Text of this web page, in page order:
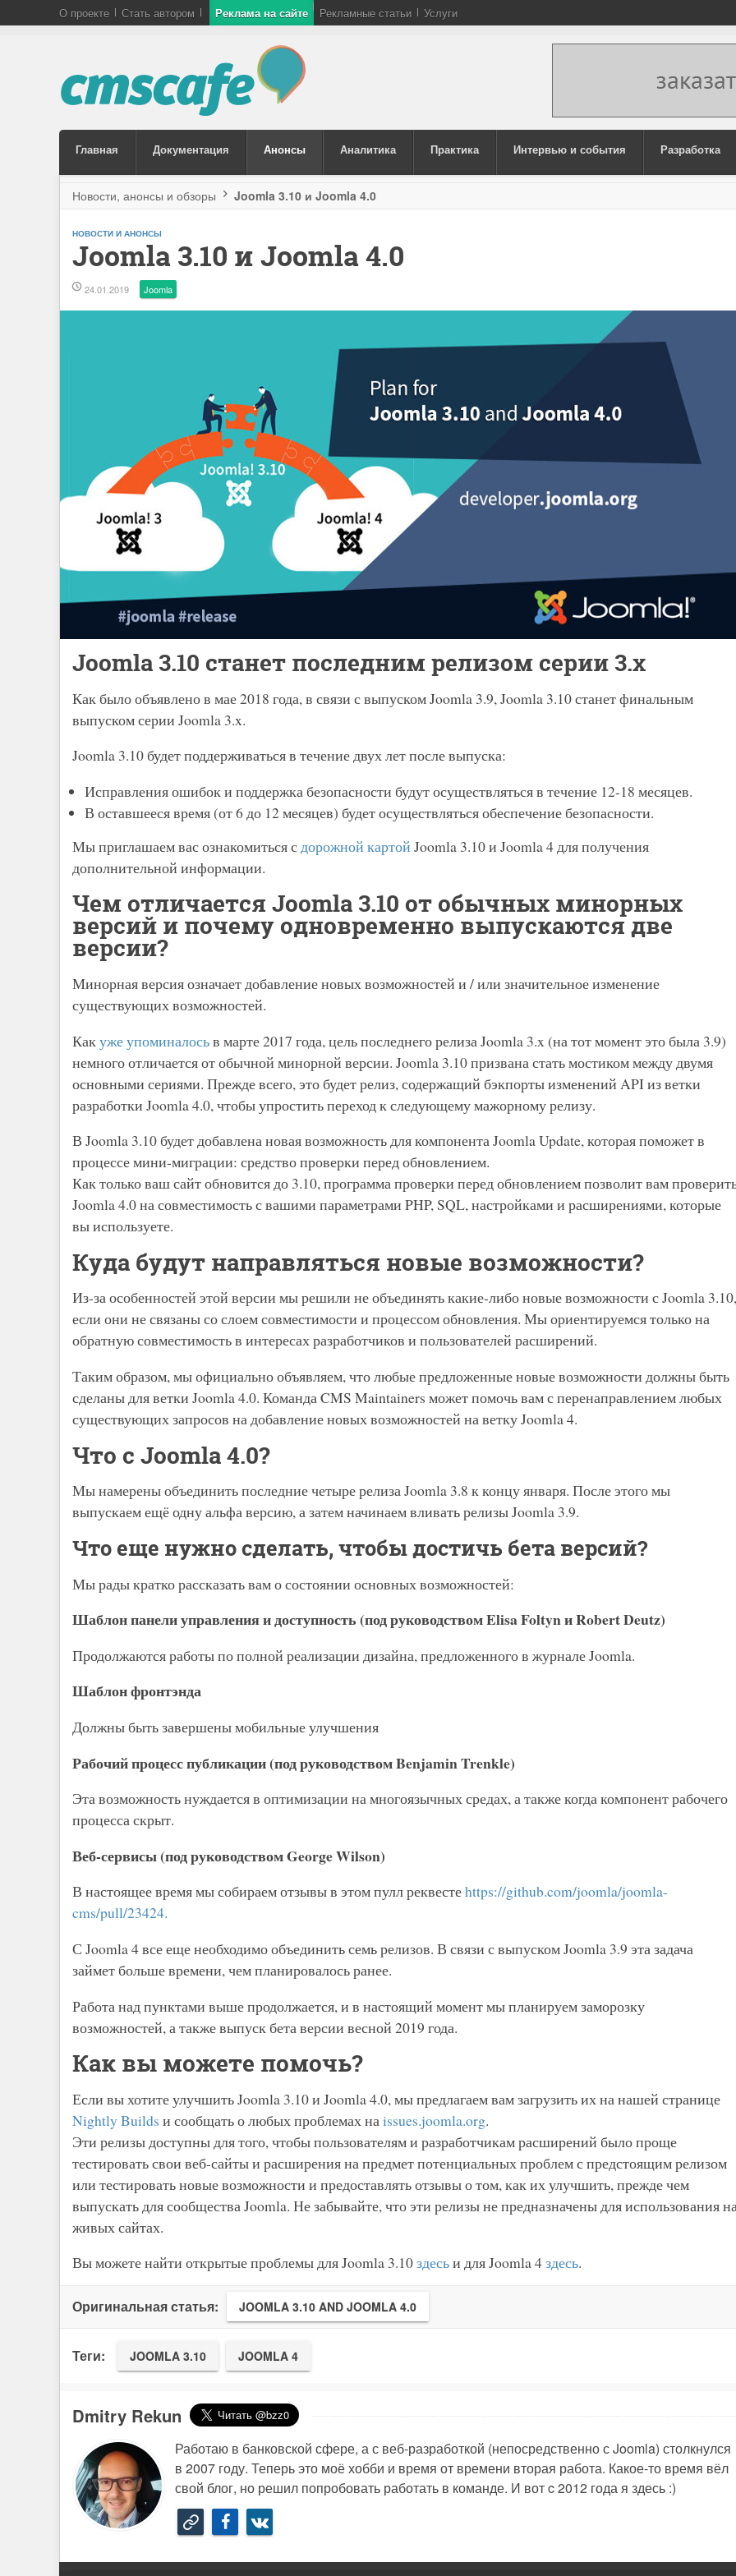
О проекте Стать автором Реклама на сайте Рекламные статьи Услуги
Главная Документация Анонсы Аналитика Практика Интервью и события Разработка
Новости, анонсы и обзоры Joomla 3.10 и Joomla 4.0
НОВОСТИ И АНОНСЫ
Joomla 3.10 и Joomla 4.0
24.01.2019 Joomla
Joomla 3.10 станет последним релизом серии 3.x
Как было объявлено в мае 2018 года, в связи с выпуском Joomla 3.9, Joomla 3.10 станет финальным
выпуском серии Joomla 3.x.
Joomla 3.10 будет поддерживаться в течение двух лет после выпуска:
Исправления ошибок и поддержка безопасности будут осуществляться в течение 12-18 месяцев.
В оставшееся время (от 6 до 12 месяцев) будет осуществляться обеспечение безопасности.
Мы приглашаем вас ознакомиться с дорожной картой Joomla 3.10 и Joomla 4 для получения
дополнительной информации.
Чем отличается Joomla 3.10 от обычных минорных
версий и почему одновременно выпускаются две
версии?
Минорная версия означает добавление новых возможностей и / или значительное изменение
существующих возможностей.
Какуже упоминалосьв марте 2017 года, цель последнего релиза Joomla 3.x (на тот момент это была 3.9)
немного отличается от обычной минорной версии. Joomla 3.10 призвана стать мостиком между двумя
основными сериями. Прежде всего, это будет релиз, содержащий бэкпорты изменений API из ветки
разработки Joomla 4.0, чтобы упростить переход к следующему мажорному релизу.
В Joomla 3.10 будет добавлена новая возможность для компонента Joomla Update, которая поможет в
процессе мини-миграции: средство проверки перед обновлением.
Как только ваш сайт обновится до 3.10, программа проверки перед обновлением позволит вам
Joomla 4.0 на совместимость с вашими параметрами PHP, SQL, настройками и расширениями, которые
вы используете.
Куда будут направляться новые возможности?
Из-за особенностей этой версии мы решили не объединять какие-либо новые возможности с Joomla 3.10,
если они не связаны со слоем совместимости и процессом обновления. Мы ориентируемся только на
обратную совместимость в интересах разработчиков и пользователей расширений.
Таким образом, мы официально объявляем, что любые предложенные новые возможности должны быть
сделаны для ветки Joomla 4.0. Команда CMS Maintainers может помочь вам с перенаправлением любых
существующих запросов на добавление новых возможностей на ветку Joomla 4.
Что с Joomla 4.0?
Мы намерены объединить последние четыре релиза Joomla 3.8 к концу января. После этого мы
выпускаем ещё одну альфа версию, а затем начинаем вливать релизы Joomla 3.9.
Что еще нужно сделать, чтобы достичь бета версий?
Мы рады кратко рассказать вам о состоянии основных возможностей:
Шаблон панели управления и доступность (под руководством Elisa Foltyn и Robert Deutz)
Продолжаются работы по полной реализации дизайна, предложенного в журнале Joomla.
Шаблон фронтэнда
Должны быть завершены мобильные улучшения
Рабочий процесс публикации (под руководством Benjamin Trenkle)
Эта возможность нуждается в оптимизации на многоязычных средах, а также когда компонент рабочего
процесса скрыт.
Веб-сервисы (под руководством George Wilson)
В настоящее время мы собираем отзывы в этом пулл реквестеhttps://github.com/joomla/joomla-
cms/pull/23424.
С Joomla 4 все еще необходимо объединить семь релизов. В связи с выпуском Joomla 3.9 эта задача
займет больше времени, чем планировалось ранее.
Работа над пунктами выше продолжается, и в настоящий момент мы планируем заморозку
возможностей, а также выпуск бета версии весной 2019 года.
Как вы можете помочь?
Если вы хотите улучшить Joomla 3.10 и Joomla 4.0, мы предлагаем вам загрузить их на нашей странице
Nightly Builds и сообщать о любых проблемах на issues.joomla.org.
Эти релизы доступны для того, чтобы пользователям и разработчикам расширений было проще
тестировать свои веб-сайты и расширения на предмет потенциальных проблем с предстоящим релизом
или тестировать новые возможности и предоставлять отзывы о том, как их улучшить, прежде чем
выпускать для сообщества Joomla. Не забывайте, что эти релизы не предназначены для использования
живых сайтах.
Вы можете найти открытые проблемы для Joomla 3.10здесьи для Joomla 4здесь.
Оригинальная статья: JOOMLA 3.10 AND JOOMLA 4.0
Теги: JOOMLA 3.10 JOOMLA 4
Dmitry Rekun
Работаю в банковской сфере, а с веб-разработкой (непосредственно с Joomla) столкнулся
в 2007 году. Теперь это моё хобби и время от времени вторая работа. Какое-то время вёл
свой блог, но решил попробовать работать в команде. И вот c 2012 года я здесь :)